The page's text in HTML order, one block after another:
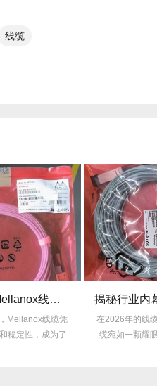
线缆
采购内幕：Mellanox线缆验真3步走，假货休想蒙混过关！
线缆凭
性，成为了
在2026年的线缆市
缆宛如一颗耀眼的